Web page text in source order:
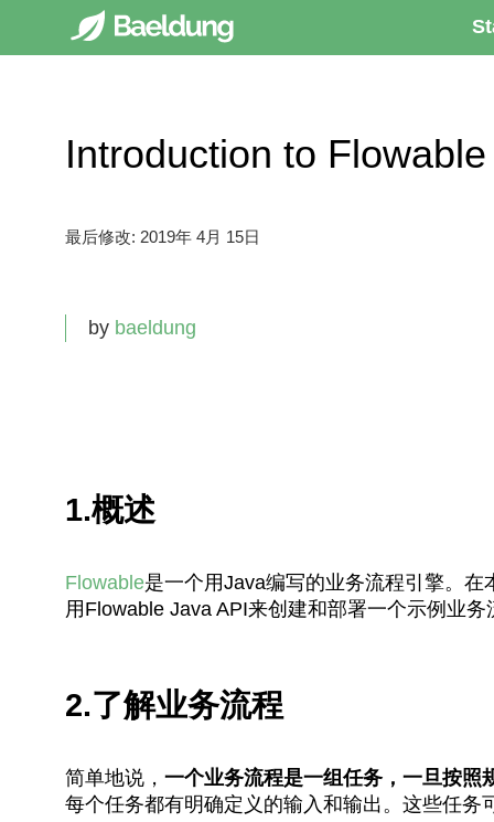
Introduction to
最后修改: 2019年 4月 15日
by baeldung
1.概述
Flowable是一个用Java编写的业务流程引擎。
用Flowable Java API来创建和部署一个示例业务
2.了解业务流程
简单地说， 一个业务流程是一组任务，一旦按照
每个任务都有明确定义的输入和输出。这些任务